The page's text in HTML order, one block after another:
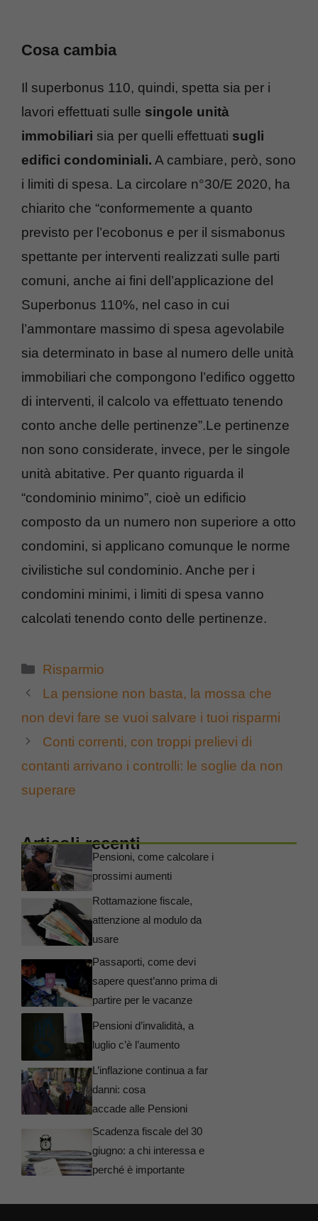
Cosa cambia
Il superbonus 110, quindi, spetta sia per i
lavori effettuati sulle singole unità
immobiliari sia per quelli effettuati sugli
edifici condominiali. A cambiare, però, sono
i limiti di spesa. La circolare n°30/E 2020, ha
chiarito che “conformemente a quanto
previsto per l’ecobonus e per il sismabonus
spettante per interventi realizzati sulle parti
comuni, anche ai fini dell’applicazione del
Superbonus 110%, nel caso in cui
l’ammontare massimo di spesa agevolabile
sia determinato in base al numero delle unità
immobiliari che compongono l’edifico oggetto
di interventi, il calcolo va effettuato tenendo
conto anche delle pertinenze”.Le pertinenze
non sono considerate, invece, per le singole
unità abitative. Per quanto riguarda il
“condominio minimo”, cioè un edificio
composto da un numero non superiore a otto
condomini, si applicano comunque le norme
civilistiche sul condominio. Anche per i
condomini minimi, i limiti di spesa vanno
calcolati tenendo conto delle pertinenze.
Categorie
Risparmio
La pensione non basta, la mossa che
non devi fare se vuoi salvare i tuoi risparmi
Conti correnti, con troppi prelievi di
contanti arrivano i controlli: le soglie da non
superare
Articoli recenti
Pensioni, come calcolare i
prossimi aumenti
Rottamazione fiscale,
attenzione al modulo da
usare
Passaporti, come devi
sapere quest’anno prima di
partire per le vacanze
Pensioni d’invalidità, a
luglio c’è l’aumento
L’inflazione continua a far
danni: cosa
accade alle Pensioni
Scadenza fiscale del 30
giugno: a chi interessa e
perché è importante